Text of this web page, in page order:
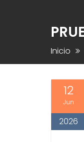
Inicio
12
Jun
2026